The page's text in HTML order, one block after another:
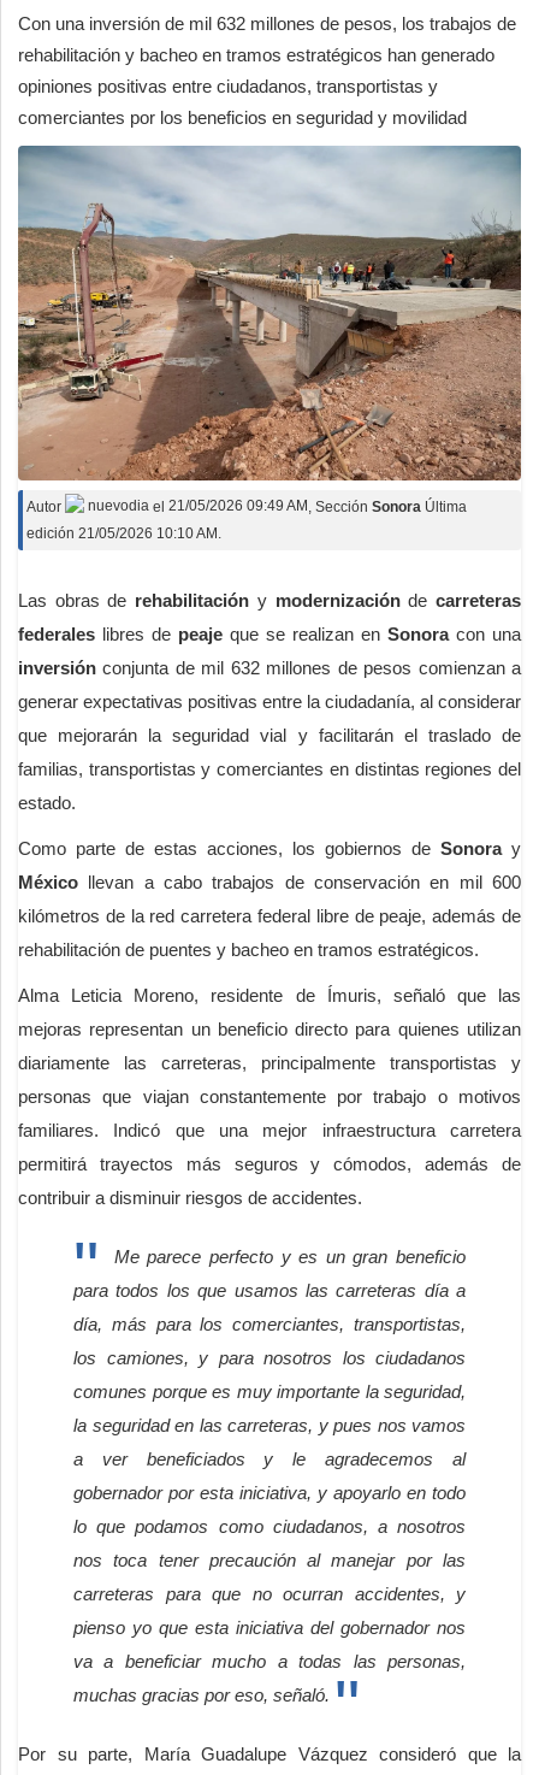
Con una inversión de mil 632 millones de pesos, los trabajos de
rehabilitación y bacheo en tramos estratégicos han generado
opiniones positivas entre ciudadanos, transportistas y
comerciantes por los beneficios en seguridad y movilidad
Autor nuevodia el 21/05/2026 09:49 AM , Sección Sonora Última
edición 21/05/2026 10:10 AM.
Las obras de rehabilitación y modernizacióndecarreteras
federales libres de peaje que se realizan en Sonoracon una
inversión conjunta de mil 632 millones de pesos comienzan a
generar expectativas positivas entre la ciudadanía, al considerar
que mejorarán la seguridad vial y facilitarán el traslado de
familias, transportistas y comerciantes en distintas regiones del
estado.
Como parte de estas acciones, los gobiernos de Sonoray
México llevan a cabo trabajos de conservación en mil 600
kilómetros de la red carretera federal libre de peaje, además de
rehabilitación de puentes y bacheo en tramos estratégicos.
Alma Leticia Moreno, residente de Ímuris, señaló que las
mejoras representan un beneficio directo para quienes utilizan
diariamente las carreteras, principalmente transportistas y
personas que viajan constantemente por trabajo o motivos
familiares. Indicó que una mejor infraestructura carretera
permitirá trayectos más seguros y cómodos, además de
contribuir a disminuir riesgos de accidentes.
Me parece perfecto y es un gran beneficio
para todos los que usamos las carreteras día a
día, más para los comerciantes, transportistas,
los camiones, y para nosotros los ciudadanos
comunes porque es muy importante la seguridad,
la seguridad en las carreteras, y pues nos vamos
a ver beneficiados y le agradecemos al
gobernador por esta iniciativa, y apoyarlo en todo
lo que podamos como ciudadanos, a nosotros
nos toca tener precaución al manejar por las
carreteras para que no ocurran accidentes, y
pienso yo que esta iniciativa del gobernador nos
va a beneficiar mucho a todas las personas,
muchas gracias por eso, señaló.
Por su parte, María Guadalupe Vázquez consideró que la